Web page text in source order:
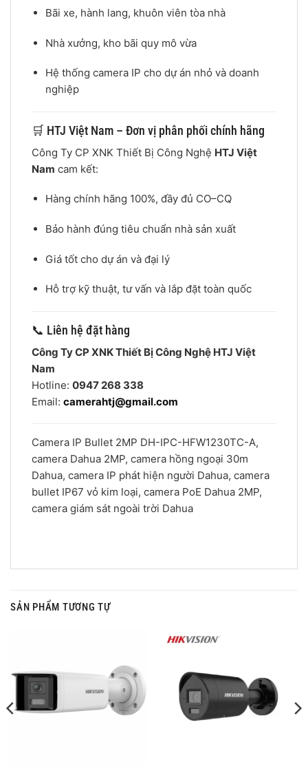
Bãi xe, hành lang, khuôn viên tòa nhà
Nhà xưởng, kho bãi quy mô vừa
Hệ thống camera IP cho dự án nhỏ và doanh
nghiệp
🛒 HTJ Việt Nam – Đơn vị phân phối chính hãng
Công Ty CP XNK Thiết Bị Công Nghệ HTJ Việt
Nam cam kết:
Hàng chính hãng 100%, đầy đủ CO–CQ
Bảo hành đúng tiêu chuẩn nhà sản xuất
Giá tốt cho dự án và đại lý
Hỗ trợ kỹ thuật, tư vấn và lắp đặt toàn quốc
📞 Liên hệ đặt hàng
Công Ty CP XNK Thiết Bị Công Nghệ HTJ Việt
Nam
Hotline: 0947 268 338
Email: camerahtj@gmail.com
Camera IP Bullet 2MP DH-IPC-HFW1230TC-A,
camera Dahua 2MP, camera hồng ngoại 30m
Dahua, camera IP phát hiện người Dahua, camera
bullet IP67 vỏ kim loại, camera PoE Dahua 2MP,
camera giám sát ngoài trời Dahua
SẢN PHẨM TƯƠNG TỰ